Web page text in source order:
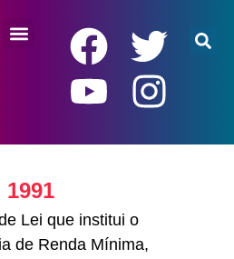
1991
Lei que institui o
de Renda Mínima,